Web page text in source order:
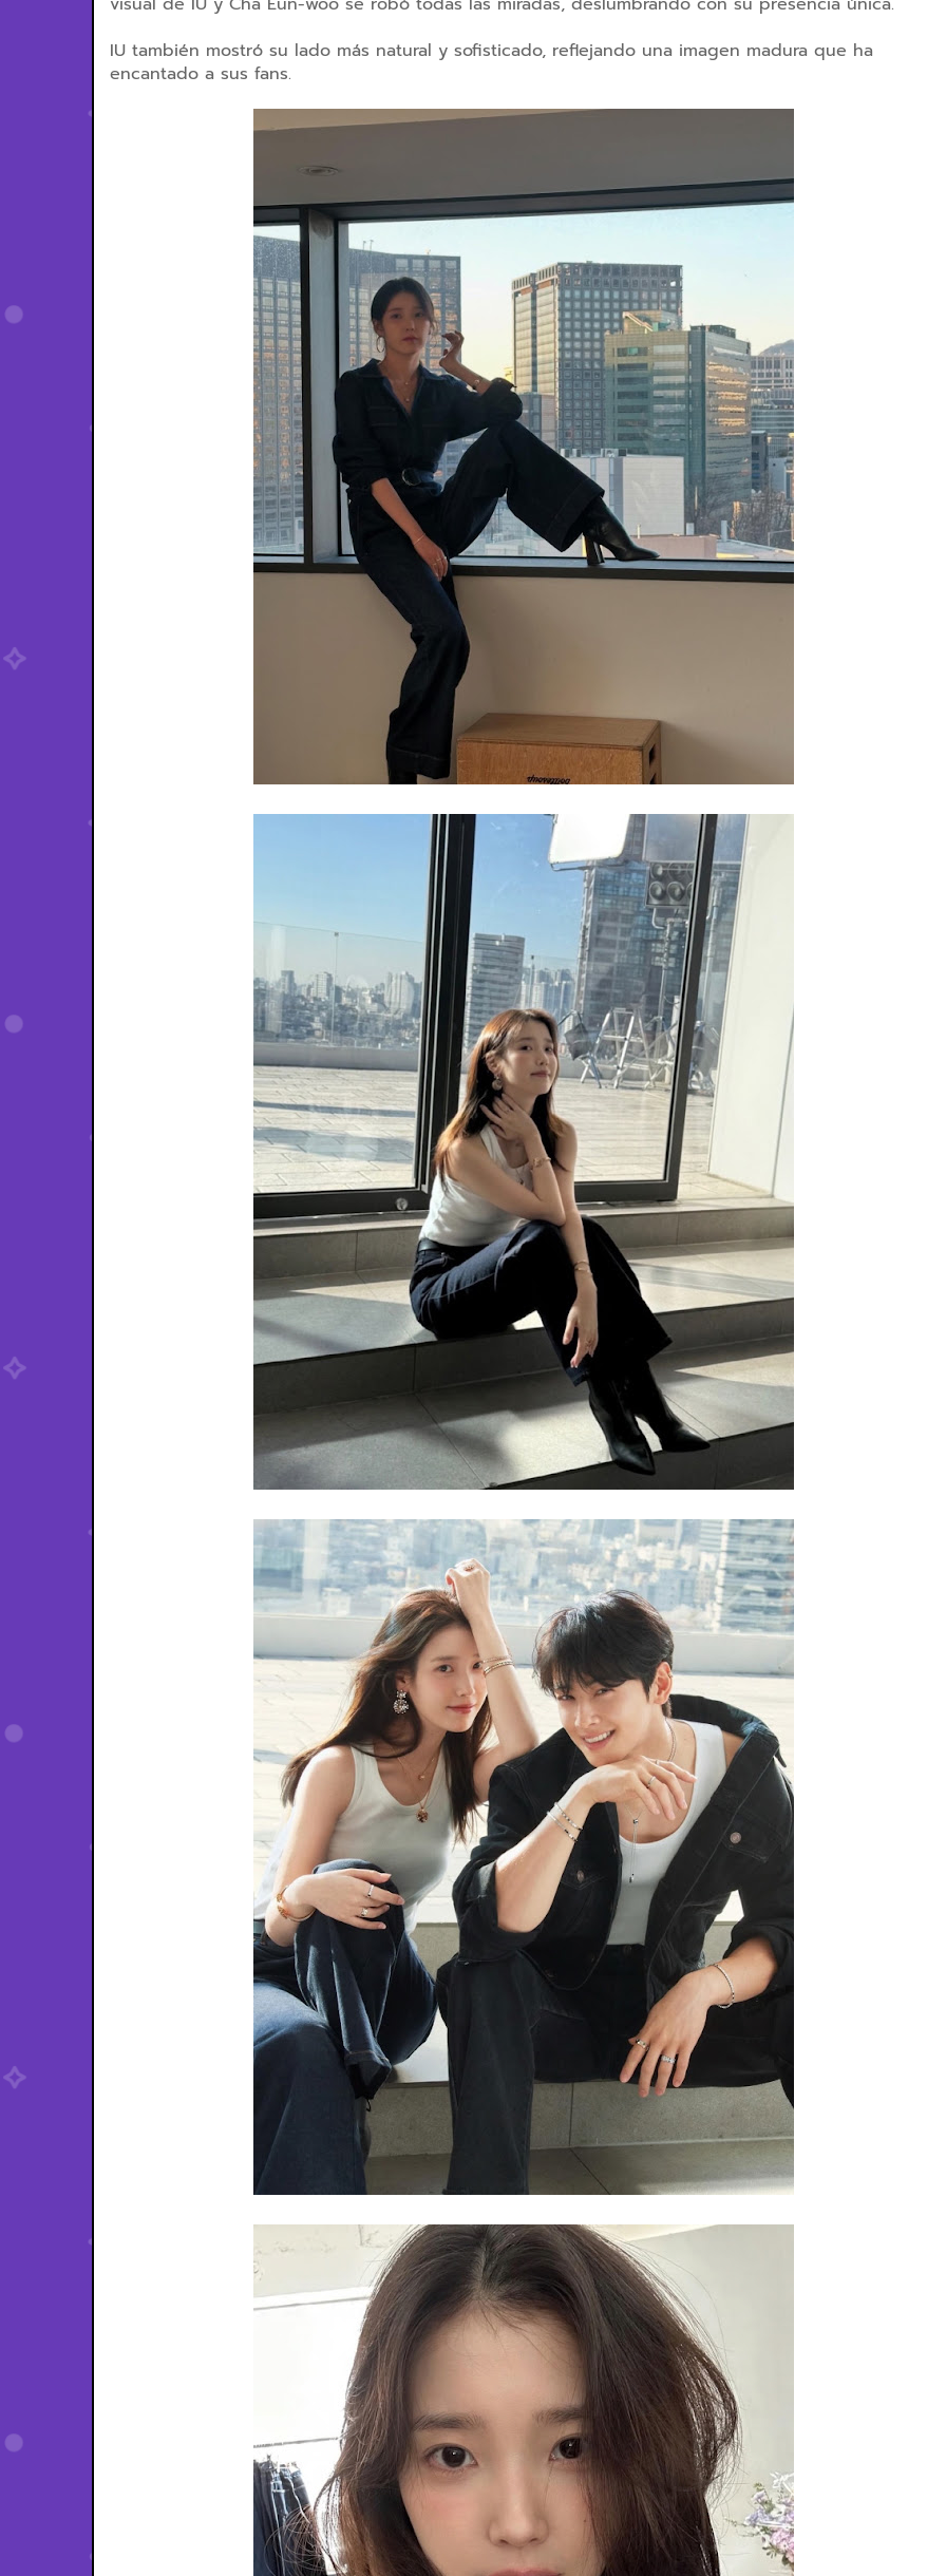
IU también mostró su lado más natural y sofisticado, reflejando una imagen madura que ha
encantado a sus fans.